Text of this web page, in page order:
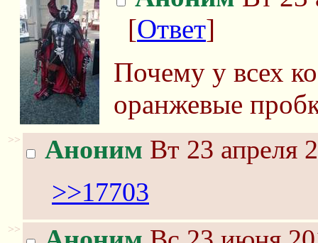
[Ответ]
Почему у всех
оранжевые
>> Аноним Вт 23 апреля
>>17703
>>